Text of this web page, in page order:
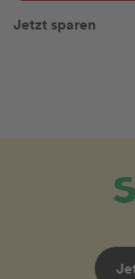
Jetzt sparen